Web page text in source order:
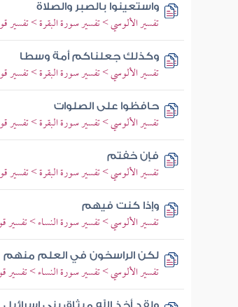
واستعينوا بالصبر والصلاة
تفسير الألوسي > تفسير سورة البقرة > تفسير
وكذلك جعلناكم أمة وسطا
تفسير الألوسي > تفسير سورة البقرة > تفسير
حافظوا على الصلوات
تفسير الألوسي > تفسير سورة البقرة >
فإن خفتم
تفسير الألوسي > تفسير سورة البقرة > تفسير
وإذا كنت فيهم
تفسير الألوسي > تفسير سورة النساء > تفسير
لكن الراسخون في العلم منهم
تفسير الألوسي > تفسير سورة النساء > تفسير